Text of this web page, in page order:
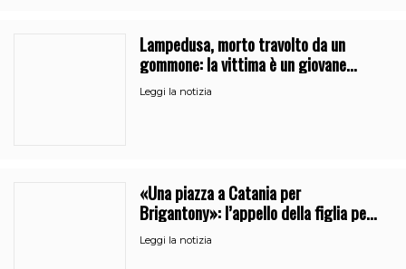
Lampedusa, morto travolto da un
gommone: la vittima è un giovane
regista di Caltanissetta
Leggi la notizia
«Una piazza a Catania per
Brigantony»: l’appello della figlia per
la memoria del cantante popolare
Leggi la notizia